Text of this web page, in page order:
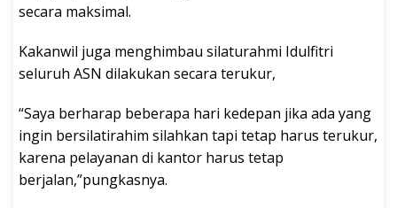
secara maksimal.
Kakanwil juga menghimbau silaturahmi Idulfitri
seluruh ASN dilakukan secara terukur,
“Saya berharap beberapa hari kedepan jika ada yang
ingin bersilatirahim silahkan tapi tetap harus terukur,
karena pelayanan di kantor harus tetap
berjalan,”pungkasnya.